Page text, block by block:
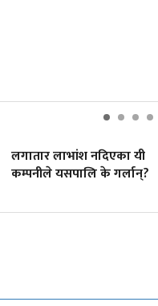
लगातार लाभांश नदिएका यी
कम्पनीले यसपालि के गर्लान्?